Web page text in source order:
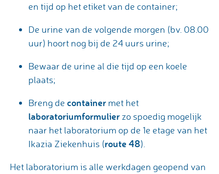
en tijd op het etiket van de container;
De urine van de volgende morgen (bv. 08.00
uur) hoort nog bij de 24 uurs urine;
Bewaar de urine al die tijd op een koele
plaats;
Breng de container met het
laboratoriumformulier zo spoedig mogelijk
naar het laboratorium op de 1e etage van het
Ikazia Ziekenhuis (route 48).
Het laboratorium is alle werkdagen geopend van